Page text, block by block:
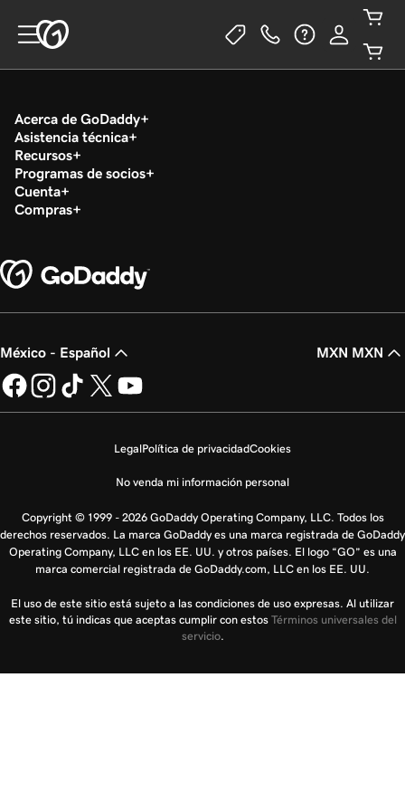
Acerca de GoDaddy
Asistencia técnica
Recursos
Programas de socios
Cuenta
Compras
México - Español MXN MXN
LegalPolítica de privacidadCookies
No venda mi información personal
Copyright © 1999 - 2026 GoDaddy Operating Company, LLC. Todos los
derechos reservados. La marca GoDaddy es una marca registrada de GoDaddy
Operating Company, LLC en los EE. UU. y otros países. El logo “GO” es una
marca comercial registrada de GoDaddy.com, LLC en los EE. UU.
El uso de este sitio está sujeto a las condiciones de uso expresas. Al utilizar
este sitio, tú indicas que aceptas cumplir con estos Términos universales del
servicio.